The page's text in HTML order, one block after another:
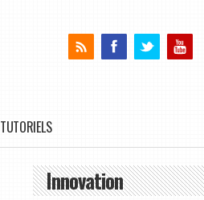
TUTORIELS
Innovation